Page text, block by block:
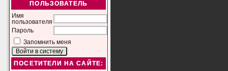
ПОЛЬЗОВАТЕЛЬ
Имя
пользователя
Пароль
Запомнить меня
ПОСЕТИТЕЛИ НА САЙТЕ: